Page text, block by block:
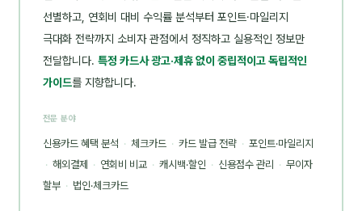
선별하고, 연회비 대비 수익률 분석부터 포인트·마일리지
극대화 전략까지 소비자 관점에서 정직하고 실용적인 정보만
전달합니다. 특정 카드사 광고·제휴 없이 중립적이고 독립적인
가이드를 지향합니다.
전문 분야
신용카드 혜택 분석 · 체크카드 · 카드 발급 전략 · 포인트·마일리지
· 해외결제 · 연회비 비교 · 캐시백·할인 · 신용점수 관리 · 무이자
할부 · 법인·체크카드